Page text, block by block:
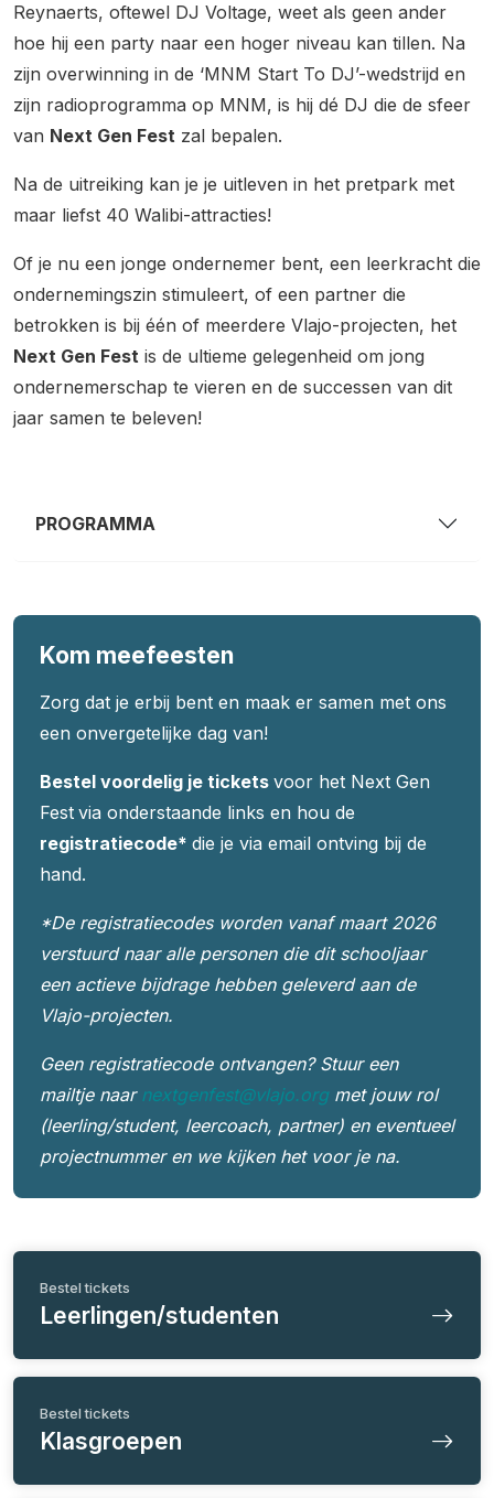
Reynaerts, oftewel DJ Voltage, weet als geen ander
hoe hij een party naar een hoger niveau kan tillen. Na
zijn overwinning in de ‘MNM Start To DJ’-wedstrijd en
zijn radioprogramma op MNM, is hij dé DJ die de sfeer
van Next Gen Fest zal bepalen.
Na de uitreiking kan je je uitleven in het pretpark met
maar liefst 40 Walibi-attracties!
Of je nu een jonge ondernemer bent, een leerkracht die
ondernemingszin stimuleert, of een partner die
betrokken is bij één of meerdere Vlajo-projecten, het
Next Gen Fest is de ultieme gelegenheid om jong
ondernemerschap te vieren en de successen van dit
jaar samen te beleven!
PROGRAMMA
Kom meefeesten
Zorg dat je erbij bent en maak er samen met ons
een onvergetelijke dag van!
Bestel voordelig je tickets voor het Next Gen
Fest via onderstaande links en hou de
registratiecode* die je via email ontving bij de
hand.
*De registratiecodes worden vanaf maart 2026
verstuurd naar alle personen die dit schooljaar
een actieve bijdrage hebben geleverd aan de
Vlajo-projecten.
Geen registratiecode ontvangen? Stuur een
mailtje naar nextgenfest@vlajo.org met jouw rol
(leerling/student, leercoach, partner) en eventueel
projectnummer en we kijken het voor je na.
Bestel tickets
Leerlingen/studenten
Bestel tickets
Klasgroepen